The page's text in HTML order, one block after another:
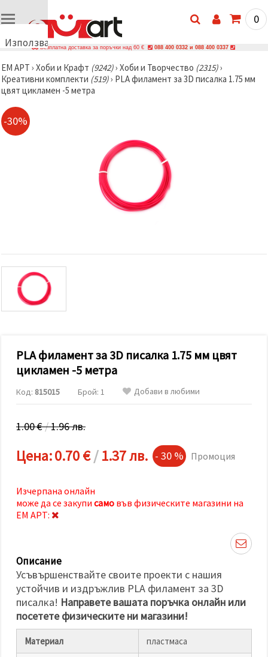
Използваме
🍪
Използваме
бисквитки
технологии,
за да
осигурим
показваме
релевантно
съдържание
и реклами,
включително
с помощта
маркетинг.
Можеш да
съгласиш
всички
"бисквитки"
натиснеш
"Приеми
посочиш
предпочитанията
си в
"Настройки",
"бисквитки"
и кликнеш
бутона
"Запази"
всички
0
Безплатна доставка за поръчки над 60 € 088 400 0332 и 088 400 0337
ЕМ АРТ › Хоби и Крафт (9242)› Хоби и Творчество (2315)›
Креативни комплекти (519)› PLA филамент за 3D писалка 1.75 мм
цвят цикламен -5 метра
-30%
PLA филамент за 3D писалка 1.75 мм цвят
цикламен -5 метра
Код: 815015 Брой: 1 Добави в любими
1.00 €/1.96 лв.
Цена:0.70 €/1.37 лв. - 30 % Промоция
Изчерпана онлайн
може да се закупи само във физическите магазини на
ЕМ АРТ:
Описание
Усъвършенствайте своите проекти с нашия
устойчив и издръжлив PLA филамент за 3D
писалка! Направете вашата поръчка онлайн или
посетете физическите ни магазини!
Материал пластмаса